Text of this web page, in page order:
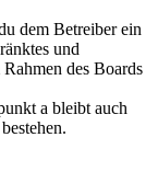
dem Betreiber ein
und
des Boards
a bleibt auch